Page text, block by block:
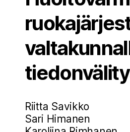
Riitta Savikko
Sari Himanen